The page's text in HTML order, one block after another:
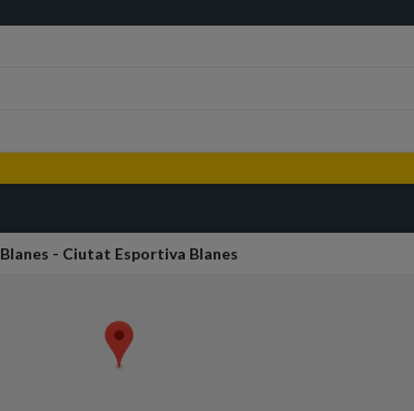
Blanes - Ciutat Esportiva Blanes